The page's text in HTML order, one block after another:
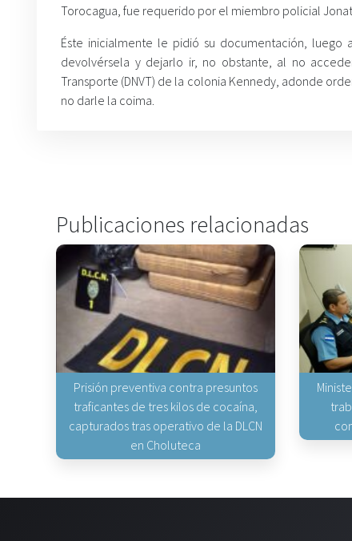
Torocagua, fue requerido por el miembro policial
Éste inicialmente le pidió su documentación,
devolvérsela y dejarlo ir, no obstante, al no
Transporte (DNVT) de la colonia Kennedy, adonde
no darle la coima.
Publicaciones relacionadas
Prisión preventiva contra presuntos
traficantes de tres kilos de cocaína,
capturados tras operativo de la DLCN
en Choluteca